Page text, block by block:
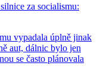
za socialismu:
vypadala úplně jinak
aut, dálnic bylo jen
se často plánovala